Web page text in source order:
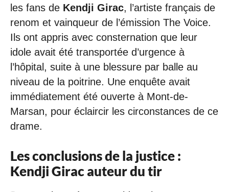
les fans de Kendji Girac, l’artiste français de
renom et vainqueur de l’émission The Voice.
Ils ont appris avec consternation que leur
idole avait été transportée d’urgence à
l’hôpital, suite à une blessure par balle au
niveau de la poitrine. Une enquête avait
immédiatement été ouverte à Mont-de-
Marsan, pour éclaircir les circonstances de ce
drame.
Les conclusions de la justice :
Kendji Girac auteur du tir